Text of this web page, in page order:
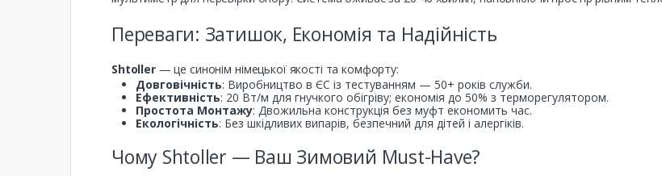
Переваги: Затишок, Економія та Надійність
Shtoller— це синонім німецької якості та комфорту:
Довговічність: Виробництво в ЄС із тестуванням — 50+ років служби.
Ефективність: 20 Вт/м для гнучкого обігріву; економія до 50% з терморегулятором.
Простота Монтажу: Двожильна конструкція без муфт економить час.
Екологічність: Без шкідливих випарів, безпечний для дітей і алергіків.
Чому Shtoller — Ваш Зимовий Must-Have?